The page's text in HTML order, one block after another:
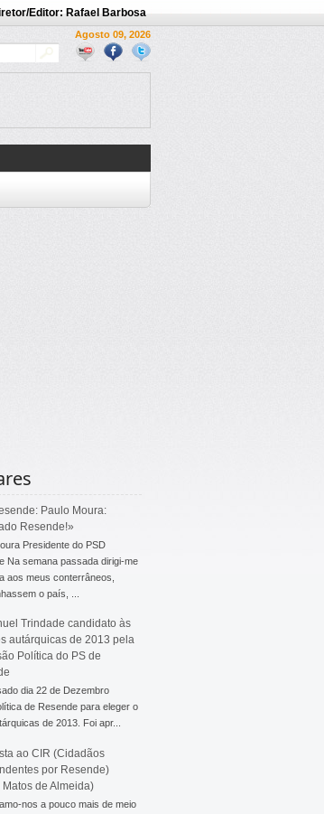
Editor: Rafael Barbosa
Agosto 09, 2026
Paulo Moura:
Resende!»
Presidente do PSD
Na semana passada dirigi-me
aos meus conterrâneos,
o país, ...
Trindade candidato às
autárquicas de 2013 pela
Política do PS de
dia 22 de Dezembro
de Resende para eleger o
de 2013. Foi apr...
ao CIR (Cidadãos
por Resende)
de Almeida)
nos a pouco mais de meio